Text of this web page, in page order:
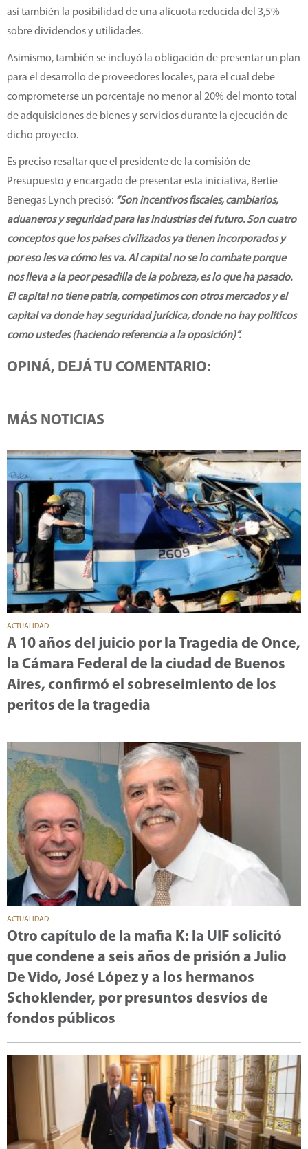
así también la posibilidad de una alícuota reducida del 3,5%
sobre dividendos y utilidades.
Asimismo, también se incluyó la obligación de presentar un plan
para el desarrollo de proveedores locales, para el cual debe
comprometerse un porcentaje no menor al 20% del monto total
de adquisiciones de bienes y servicios durante la ejecución de
dicho proyecto.
Es preciso resaltar que el presidente de la comisión de
Presupuesto y encargado de presentar esta iniciativa, Bertie
Benegas Lynch precisó: “Son incentivos fiscales, cambiarios,
aduaneros y seguridad para las industrias del futuro. Son cuatro
conceptos que los países civilizados ya tienen incorporados y
por eso les va cómo les va. Al capital no se lo combate porque
nos lleva a la peor pesadilla de la pobreza, es lo que ha pasado.
El capital no tiene patria, competimos con otros mercados y el
capital va donde hay seguridad jurídica, donde no hay políticos
como ustedes (haciendo referencia a la oposición)”.
OPINÁ, DEJÁ TU COMENTARIO:
MÁS NOTICIAS
ACTUALIDAD
A 10 años del juicio por la Tragedia de Once,
la Cámara Federal de la ciudad de Buenos
Aires, confirmó el sobreseimiento de los
peritos de la tragedia
ACTUALIDAD
Otro capítulo de la mafia K: la UIF solicitó
que condene a seis años de prisión a Julio
De Vido, José López y a los hermanos
Schoklender, por presuntos desvíos de
fondos públicos